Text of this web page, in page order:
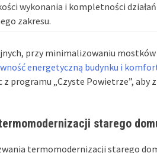
wykonania i kompletności działań
zakresu.
przy minimalizowaniu
energetyczną budynku i
programu „Czyste Powietrze”, aby
starego
termomodernizacji starego